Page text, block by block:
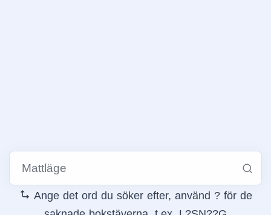
Ange det ord du söker efter, använd ? för de